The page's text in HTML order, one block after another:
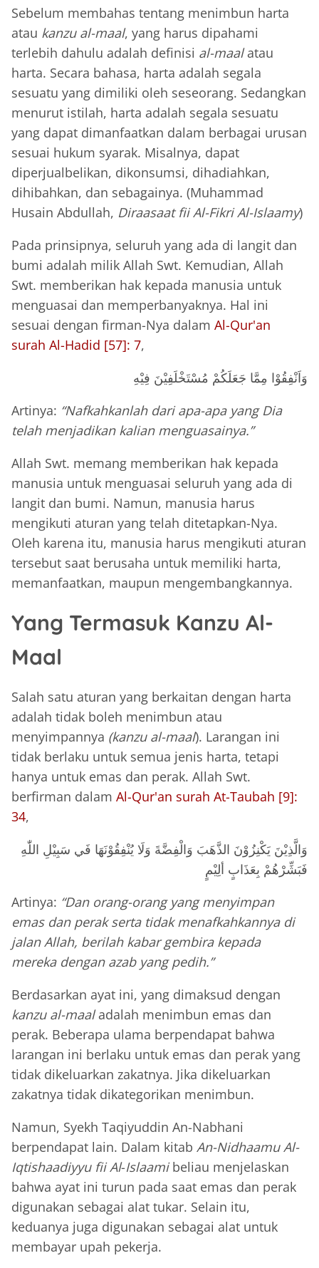
Sebelum membahas tentang menimbun harta
atau kanzu al-maal, yang harus dipahami
terlebih dahulu adalah definisi al-maalatau
harta. Secara bahasa, harta adalah segala
sesuatu yang dimiliki oleh seseorang. Sedangkan
menurut istilah, harta adalah segala sesuatu
yang dapat dimanfaatkan dalam berbagai urusan
sesuai hukum syarak. Misalnya, dapat
diperjualbelikan, dikonsumsi, dihadiahkan,
dihibahkan, dan sebagainya. (Muhammad
Husain Abdullah, Diraasaat fii Al-Fikri Al-Islaamy)
Pada prinsipnya, seluruh yang ada di langit dan
bumi adalah milik Allah Swt. Kemudian, Allah
Swt. memberikan hak kepada manusia untuk
menguasai dan memperbanyaknya. Hal ini
sesuai dengan firman-Nya dalam Al-Qur'an
surah Al-Hadid [57]: 7,
وَاَنْفِقُوْا مِمَّا جَعَلَكُمْ مُسْتَخْلَفِيْنَ فِيْهِ
Artinya: “Nafkahkanlah dari apa-apa yang Dia
telah menjadikan kalian menguasainya.”
Allah Swt. memang memberikan hak kepada
manusia untuk menguasai seluruh yang ada di
langit dan bumi. Namun, manusia harus
mengikuti aturan yang telah ditetapkan-Nya.
Oleh karena itu, manusia harus mengikuti aturan
tersebut saat berusaha untuk memiliki harta,
memanfaatkan, maupun mengembangkannya.
Yang Termasuk Kanzu Al-
Maal
Salah satu aturan yang berkaitan dengan harta
adalah tidak boleh menimbun atau
menyimpannya (kanzu al-maal). Larangan ini
tidak berlaku untuk semua jenis harta, tetapi
hanya untuk emas dan perak. Allah Swt.
berfirman dalam Al-Qur'an surah At-Taubah [9]:
34,
وَالَّذِيْنَ يَكْنِزُوْنَ الذَّهَبَ وَالْفِضَّةَ وَلَا يُنْفِقُوْنَهَا فَي سَبِيْلِ اللّٰهِ
فَبَشِّرْهُمْ بِعَذَابٍ ألِيْمٍ
Artinya: “Dan orang-orang yang menyimpan
emas dan perak serta tidak menafkahkannya di
jalan Allah, berilah kabar gembira kepada
mereka dengan azab yang pedih.”
Berdasarkan ayat ini, yang dimaksud dengan
kanzu al-maaladalah menimbun emas dan
perak. Beberapa ulama berpendapat bahwa
larangan ini berlaku untuk emas dan perak yang
tidak dikeluarkan zakatnya. Jika dikeluarkan
zakatnya tidak dikategorikan menimbun.
Namun, Syekh Taqiyuddin An-Nabhani
berpendapat lain. Dalam kitab An-Nidhaamu Al-
Iqtishaadiyyu fii Al-Islaamibeliau menjelaskan
bahwa ayat ini turun pada saat emas dan perak
digunakan sebagai alat tukar. Selain itu,
keduanya juga digunakan sebagai alat untuk
membayar upah pekerja.